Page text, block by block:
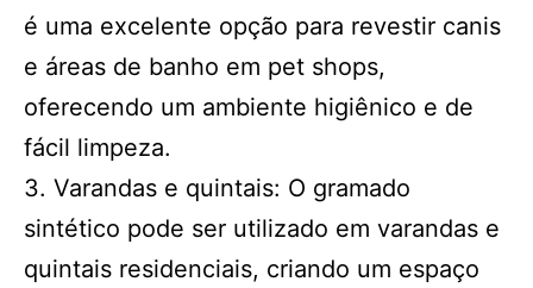
é uma excelente opção para revestir canis
e áreas de banho em pet shops,
oferecendo um ambiente higiênico e de
fácil limpeza.
3. Varandas e quintais: O gramado
sintético pode ser utilizado em varandas e
quintais residenciais, criando um espaço